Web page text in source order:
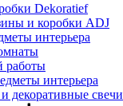
Dekoratief
и коробки ADJ
интерьера
работы
интерьера
декоративные свечи